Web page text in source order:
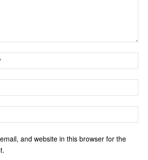
and website in this browser for the